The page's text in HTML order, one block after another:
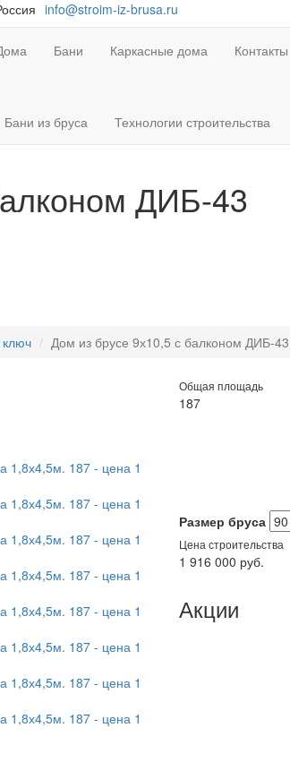
info@stroim-iz-brusa.ru
Бани Каркасные дома Контакты
Бани из бруса Технологии строительства
ДИБ-43
ключ Дом из брусе 9х10,5 с балконом ДИБ-43
Общая площадь
187
Размер бруса
Цена строительства
1 916 000 руб.
Акции